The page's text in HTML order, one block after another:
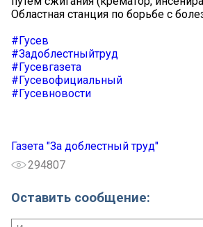
Областная станция по борьбе с
#Гусев
#Задоблестныйтруд
#Гусевгазета
#Гусевофициальный
#Гусевновости
Газета "За доблестный труд"
294807
Оставить сообщение: